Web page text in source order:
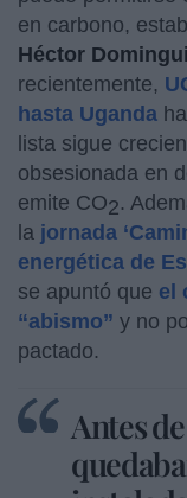
en carbono,
Héctor
recientemente,
hasta Uganda
lista sigue
obsesionada en
emite CO2.
la jornada
energética de
se apuntó que el
“abismo” y no
pactado.
Antes